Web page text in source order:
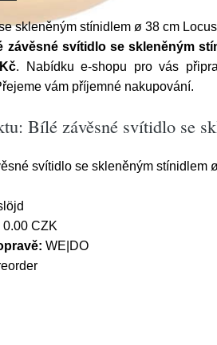
skleněným stínidlem ø 38 cm
závěsné svítidlo se skleněným
. Nabídku e-shopu pro vás
vám příjemné nakupování.
Bílé závěsné svítidlo se
svítidlo se skleněným stínidlem
0.00 CZK
WE|DO